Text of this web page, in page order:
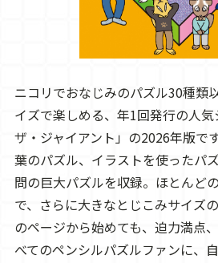
ニコリでおなじみのパズル30種類
イズで楽しめる、年1回発行の人気
ザ・ジャイアント」の2026年版で
葉のパズル、イラストを使ったパ
問の巨大パズルを収録。ほとんど
で、さらに大きなとじこみサイズ
のページから始めても、迫力満点
べてのペンシルパズルファンに、